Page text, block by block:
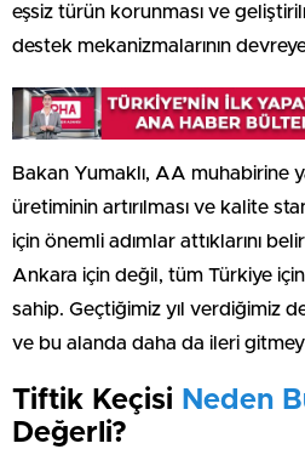
eşsiz türün korunması ve
destek mekanizmalarının
Bakan Yumaklı, AA muhabirine
üretiminin artırılması ve kalite
için önemli adımlar attıklarını
Ankara için değil, tüm Türkiye
sahip. Geçtiğimiz yıl verdiğimiz
ve bu alanda daha da ileri
Tiftik Keçisi Neden
Değerli?